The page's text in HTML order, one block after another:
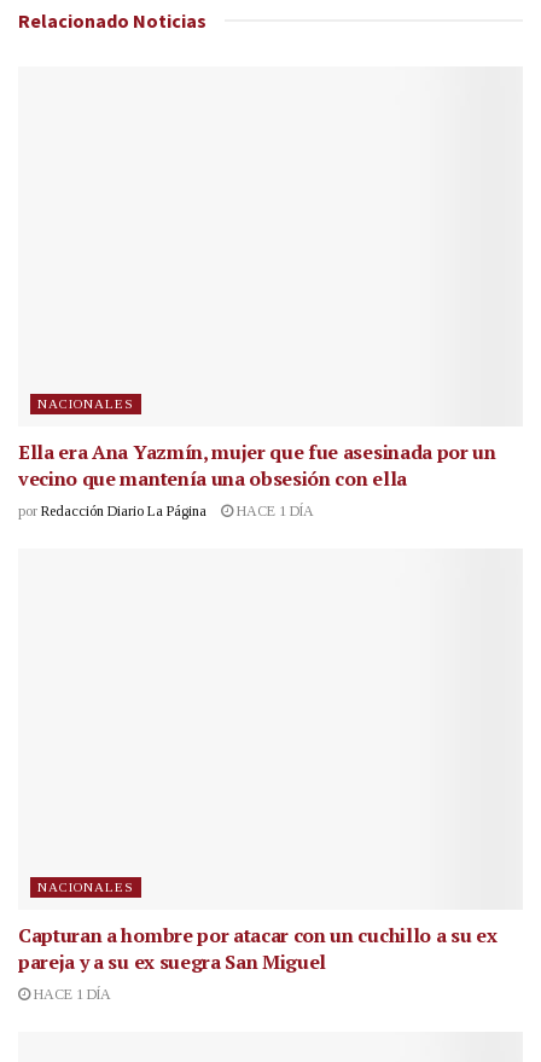
Relacionado Noticias
NACIONALES
Ella era Ana Yazmín, mujer que fue asesinada por un
vecino que mantenía una obsesión con ella
por Redacción Diario La Página HACE 1 DÍA
NACIONALES
Capturan a hombre por atacar con un cuchillo a su ex
pareja y a su ex suegra San Miguel
HACE 1 DÍA